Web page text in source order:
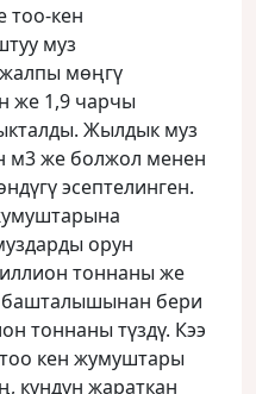
тоо-кен
муз
мөңгү
же 1,9 чарчы
Жылдык муз
м3 же болжол менен
эсептелинген.
орун
тоннаны же
бери
тоннаны түздү. Кээ
кен жумуштары
күндүн жараткан